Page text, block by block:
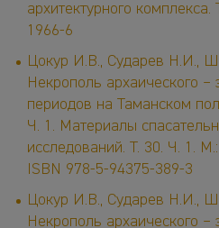
архитектурного
1966-6
Цокур И.В., Сударев Н.И.,
Некрополь архаического –
периодов на Таманском
Ч. 1. Материалы
исследований. Т. 30. Ч. 1.
ISBN 978-5-94375-389-3
Цокур И.В., Сударев Н.И.,
Некрополь архаического –